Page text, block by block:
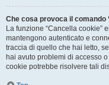
Che cosa provoca il comando
La funzione “Cancella cookie”
mantengono autenticato e
traccia di quello che hai letto,
hai avuto problemi di accesso
cookie potrebbe risolvere tali